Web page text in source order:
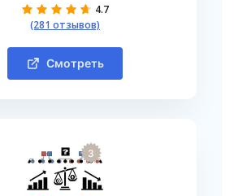
4.7
(281 отзывов)
Смотреть
3